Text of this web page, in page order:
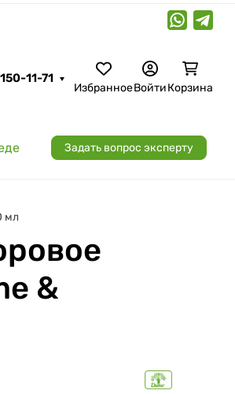
11-71
ИзбранноеВойтиКорзина
Задать вопрос эксперту
мл
&